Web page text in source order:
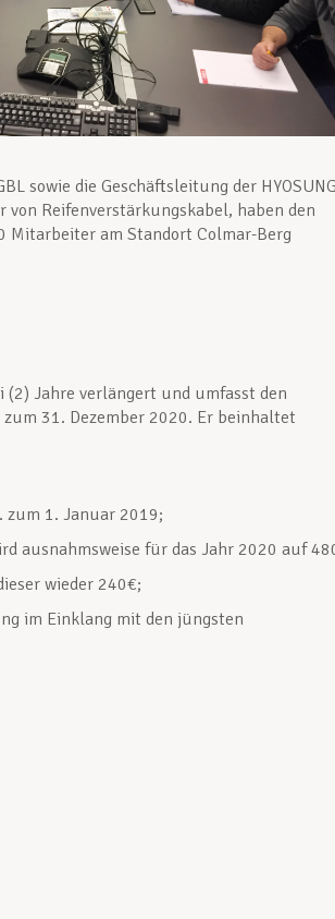
sowie die Geschäftsleitung der
Reifenverstärkungskabel, haben den
am Standort Colmar-Berg
Jahre verlängert und umfasst den
31. Dezember 2020. Er beinhaltet
1. Januar 2019;
ausnahmsweise für das Jahr 2020 auf
wieder 240€;
im Einklang mit den jüngsten